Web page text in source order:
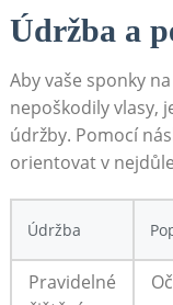
Údržba a
Aby‌ vaše sponky
nepoškodily vlasy,
údržby. Pomocí
orientovat v
Údržba
Pravidelné